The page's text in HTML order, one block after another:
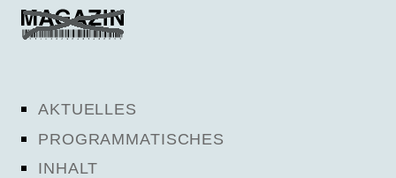
AKTUELLES
PROGRAMMATISCHES
INHALT